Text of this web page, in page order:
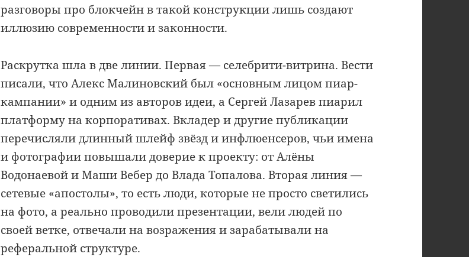
разговоры про блокчейн в такой конструкции лишь создают
иллюзию современности и законности.
Раскрутка шла в две линии. Первая — селебрити-витрина. Вести
писали, что Алекс Малиновский был «основным лицом пиар-
кампании» и одним из авторов идеи, а Сергей Лазарев пиарил
платформу на корпоративах. Вкладер и другие публикации
перечисляли длинный шлейф звёзд и инфлюенсеров, чьи имена
и фотографии повышали доверие к проекту: от Алёны
Водонаевой и Маши Вебер до Влада Топалова. Вторая линия —
сетевые «апостолы», то есть люди, которые не просто светились
на фото, а реально проводили презентации, вели людей по
своей ветке, отвечали на возражения и зарабатывали на
реферальной структуре.